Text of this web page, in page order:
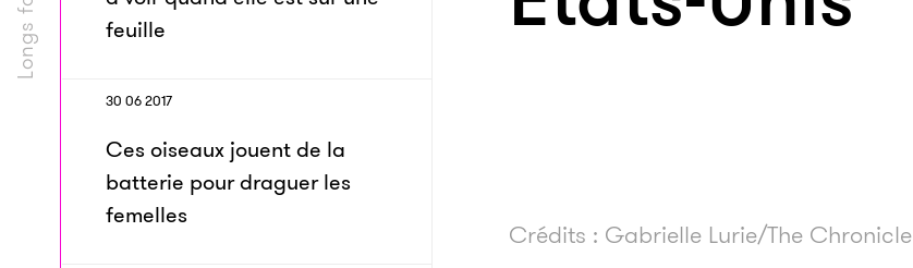
feuille
30 06 2017
Ces oiseaux jouent de la
batterie pour draguer les
femelles
Crédits : Gabrielle Lurie/The Chronicle